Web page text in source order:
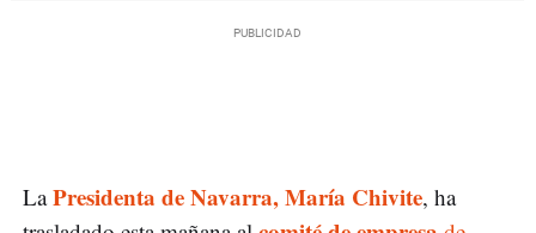
LaPresidenta de Navarra, María Chivite, ha